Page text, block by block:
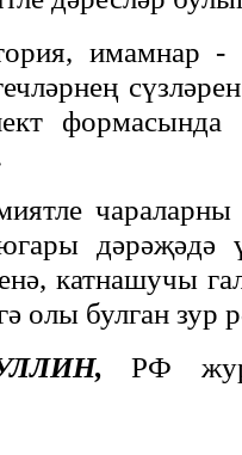
имамнар -
формасында
дәрәҗәдә
катнашучы
олы булган зур
РФ